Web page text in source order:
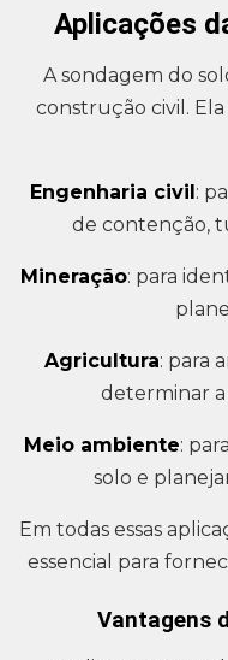
Aplicações
A sondagem do
construção civil.
Engenharia civil:
de contenção,
Mineração: para
Agricultura: para
determinar
Meio ambiente:
solo e
Em todas essas
essencial para
Vantagens